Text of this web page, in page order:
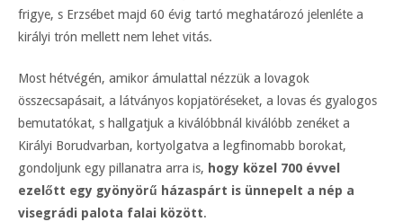
frigye, s Erzsébet majd 60 évig tartó meghatározó jelenléte a
királyi trón mellett nem lehet vitás.
Most hétvégén, amikor ámulattal nézzük a lovagok
összecsapásait, a látványos kopjatöréseket, a lovas és gyalogos
bemutatókat, s hallgatjuk a kiválóbbnál kiválóbb zenéket a
Királyi Borudvarban, kortyolgatva a legfinomabb borokat,
gondoljunk egy pillanatra arra is, hogy közel 700 évvel
ezelőtt egy gyönyörű házaspárt is ünnepelt a nép a
visegrádi palota falai között.